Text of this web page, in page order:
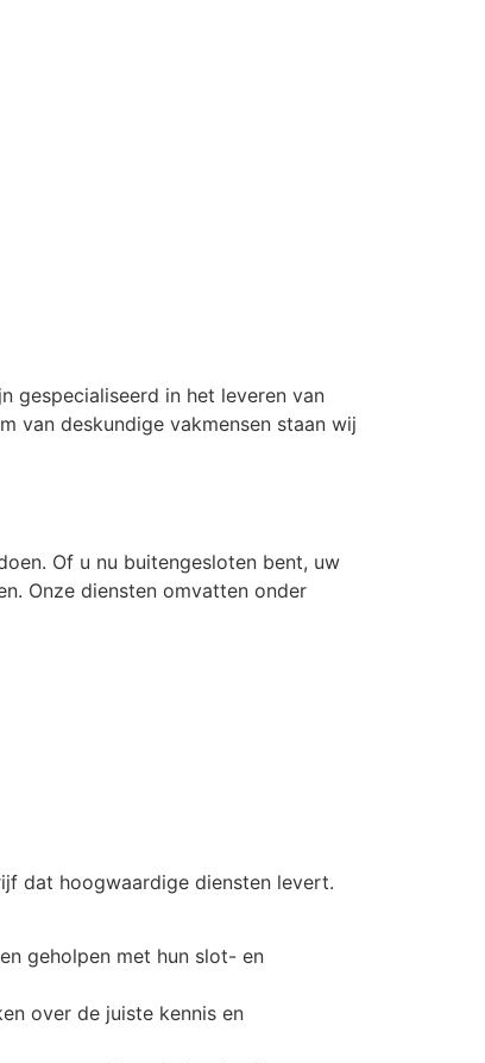
gespecialiseerd in het leveren van
van deskundige vakmensen staan wij
Of u nu buitengesloten bent, uw
Onze diensten omvatten onder
dat hoogwaardige diensten levert.
geholpen met hun slot- en
over de juiste kennis en